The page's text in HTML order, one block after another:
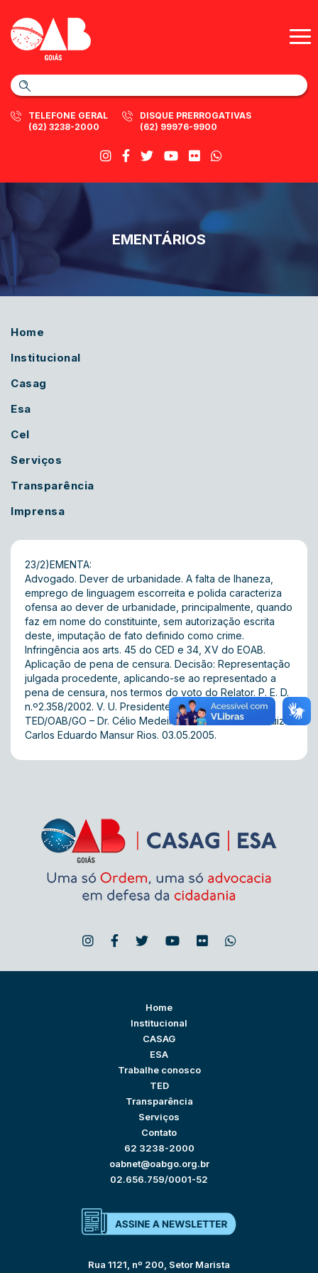
TELEFONE GERAL
(62) 3238-2000
DISQUE PRERROGATIVAS
(62) 99976-9900
EMENTÁRIOS
Home
Institucional
Casag
Esa
Cel
Serviços
Transparência
Imprensa
23/2)EMENTA:
Advogado. Dever de urbanidade. A falta de lhaneza,
emprego de linguagem escorreita e polida caracteriza
ofensa ao dever de urbanidade, principalmente, quando
faz em nome do constituinte, sem autorização escrita
deste, imputação de fato definido como crime.
Infringência aos arts. 45 do CED e 34, XV do EOAB.
Aplicação de pena de censura. Decisão: Representação
julgada procedente, aplicando-se ao representado a
pena de censura, nos termos do voto do Relator. P. E. D.
n.º2.358/2002. V. U. Presidente da 1ª Turma do
TED/OAB/GO – Dr. Célio Medeiros Cunha. Relator – Juiz
Carlos Eduardo Mansur Rios. 03.05.2005.
Home
Institucional
CASAG
ESA
Trabalhe conosco
TED
Transparência
Serviços
Contato
62 3238-2000
oabnet@oabgo.org.br
02.656.759/0001-52
Rua 1121, nº 200, Setor Marista